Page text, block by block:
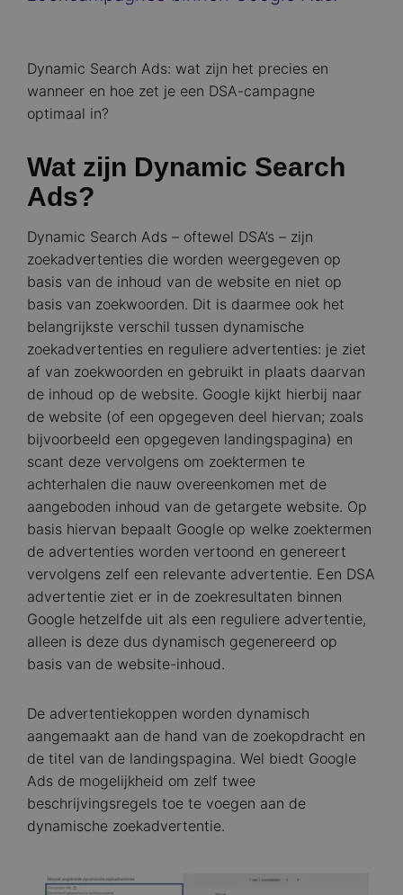
Dynamic Search Ads: wat zijn het precies en
wanneer en hoe zet je een DSA-campagne
optimaal in?
Wat zijn Dynamic Search
Ads?
Dynamic Search Ads – oftewel DSA’s – zijn
zoekadvertenties die worden weergegeven op
basis van de inhoud van de website en niet op
basis van zoekwoorden. Dit is daarmee ook het
belangrijkste verschil tussen dynamische
zoekadvertenties en reguliere advertenties: je ziet
af van zoekwoorden en gebruikt in plaats daarvan
de inhoud op de website. Google kijkt hierbij naar
de website (of een opgegeven deel hiervan; zoals
bijvoorbeeld een opgegeven landingspagina) en
scant deze vervolgens om zoektermen te
achterhalen die nauw overeenkomen met de
aangeboden inhoud van de getargete website. Op
basis hiervan bepaalt Google op welke zoektermen
de advertenties worden vertoond en genereert
vervolgens zelf een relevante advertentie. Een DSA
advertentie ziet er in de zoekresultaten binnen
Google hetzelfde uit als een reguliere advertentie,
alleen is deze dus dynamisch gegenereerd op
basis van de website-inhoud.
De advertentiekoppen worden dynamisch
aangemaakt aan de hand van de zoekopdracht en
de titel van de landingspagina. Wel biedt Google
Ads de mogelijkheid om zelf twee
beschrijvingsregels toe te voegen aan de
dynamische zoekadvertentie.
Image